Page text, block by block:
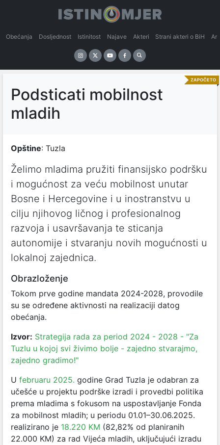
Obećanja Dosljednost Istinitost Najave Akteri Strani akteri o BiH
ZAPOČETO
Podsticati mobilnost
mladih
Opštine: Tuzla
Želimo mladima pružiti finansijsko podršku
i mogućnost za veću mobilnost unutar
Bosne i Hercegovine i u inostranstvu u
cilju njihovog ličnog i profesionalnog
razvoja i usavršavanja te sticanja
autonomije i stvaranju novih mogućnosti u
lokalnoj zajednica.
Obrazloženje
Tokom prve godine mandata 2024-2028, provodile
su se određene aktivnosti na realizaciji datog
obećanja.
Izvor: Strategija rada za period 2024 - 2028 - "Za
Tuzlu u kojoj svi živimo bolje - zajedno stvarajmo,
zajedno gradimo!"
U februaru 2025. godine Grad Tuzla je odabran za
učešće u projektu podrške izradi i provedbi politika
prema mladima s fokusom na uspostavljanje Fonda
za mobilnost mladih; u periodu 01.01–30.06.2025.
realizirano je 18.220 KM (82,82% od planiranih
22.000 KM) za rad Vijeća mladih, uključujući izradu